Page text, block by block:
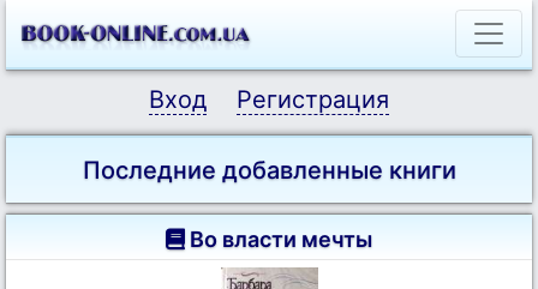
Вход Регистрация
Последние добавленные книги
Во власти мечты